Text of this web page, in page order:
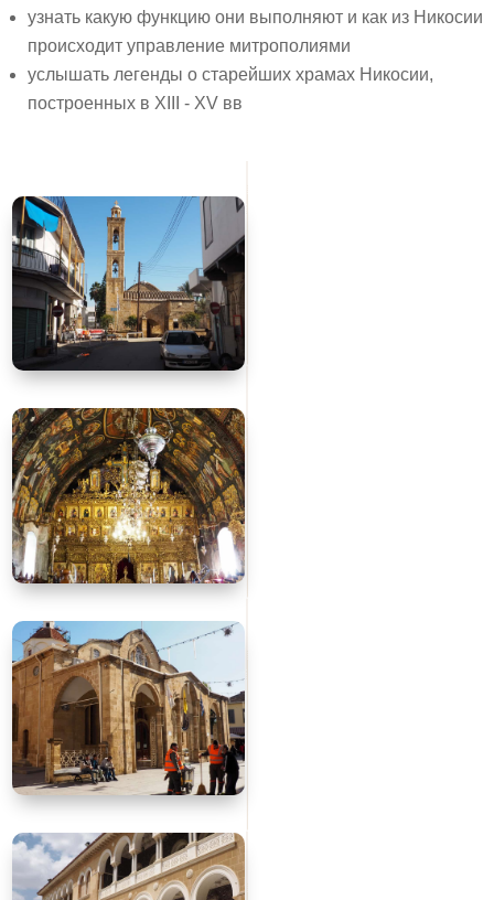
узнать какую функцию они выполняют и как из Никосии
происходит управление митрополиями
услышать легенды о старейших храмах Никосии,
построенных в XIII - XV вв